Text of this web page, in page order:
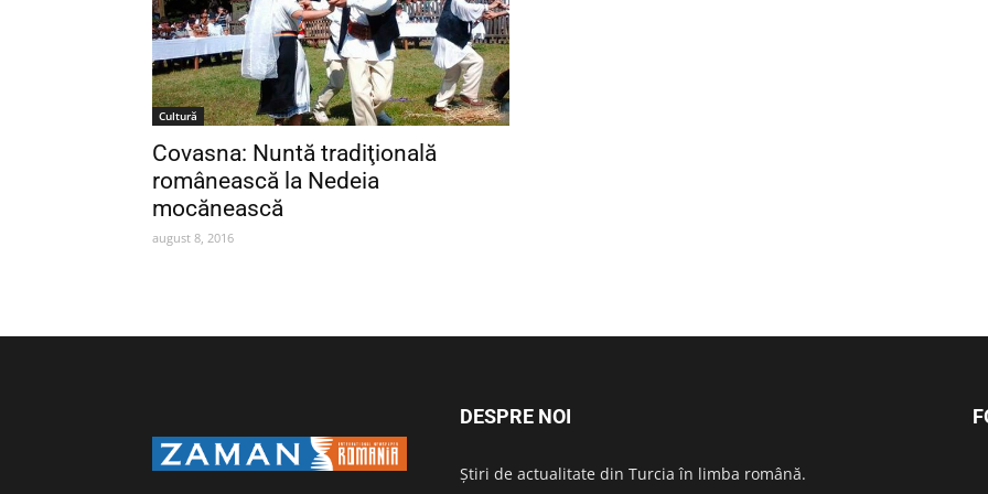
Cultură
Covasna: Nuntă tradiţională
românească la Nedeia
mocănească
august 8, 2016
DESPRE NOI
Știri de actualitate din Turcia în limba română.